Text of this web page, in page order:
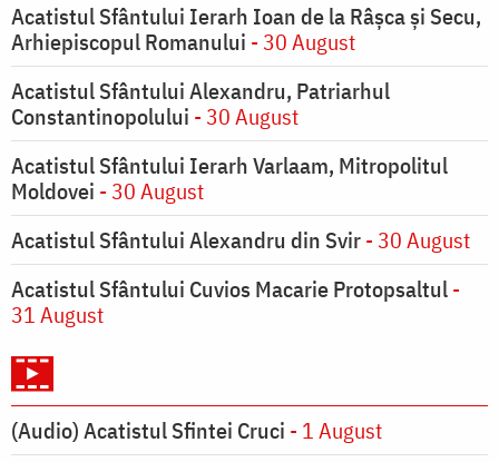
Acatistul Sfântului Ierarh Ioan de la Râşca şi Secu,
Arhiepiscopul Romanului - 30 August
Acatistul Sfântului Alexandru, Patriarhul
Constantinopolului - 30 August
Acatistul Sfântului Ierarh Varlaam, Mitropolitul
Moldovei - 30 August
Acatistul Sfântului Alexandru din Svir- 30 August
Acatistul Sfântului Cuvios Macarie Protopsaltul-
31 August
(Audio) Acatistul Sfintei Cruci - 1 August